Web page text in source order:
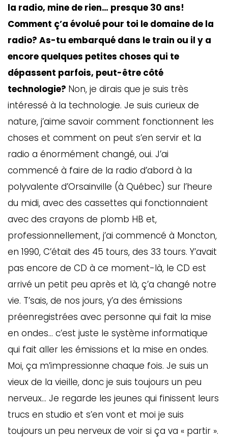
la radio, mine de rien… presque 30 ans!
Comment ç’a évolué pour toi le domaine de la
radio? As-tu embarqué dans le train ou il y a
encore quelques petites choses qui te
dépassent parfois, peut-être côté
technologie? Non, je dirais que je suis très
intéressé à la technologie. Je suis curieux de
nature, j’aime savoir comment fonctionnent les
choses et comment on peut s’en servir et la
radio a énormément changé, oui. J’ai
commencé à faire de la radio d’abord à la
polyvalente d’Orsainville (à Québec) sur l’heure
du midi, avec des cassettes qui fonctionnaient
avec des crayons de plomb HB et,
professionnellement, j’ai commencé à Moncton,
en 1990, C’était des 45 tours, des 33 tours. Y’avait
pas encore de CD à ce moment-là, le CD est
arrivé un petit peu après et là, ç’a changé notre
vie. T’sais, de nos jours, y’a des émissions
préenregistrées avec personne qui fait la mise
en ondes… c’est juste le système informatique
qui fait aller les émissions et la mise en ondes.
Moi, ça m’impressionne chaque fois. Je suis un
vieux de la vieille, donc je suis toujours un peu
nerveux… Je regarde les jeunes qui finissent leurs
trucs en studio et s’en vont et moi je suis
toujours un peu nerveux de voir si ça va « partir ».